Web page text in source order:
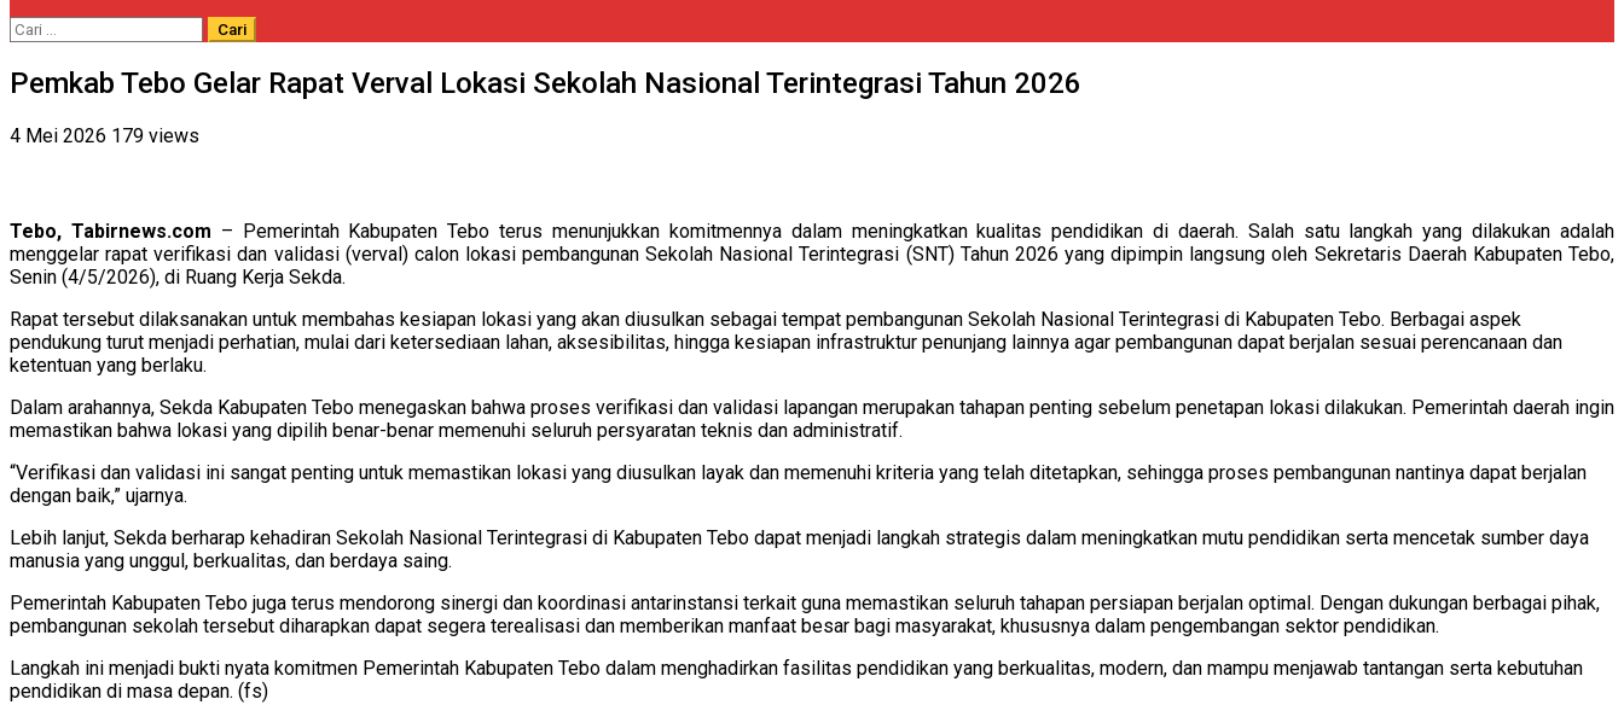
Cari
Pemkab Tebo Gelar Rapat Verval Lokasi Sekolah Nasional Terintegrasi Tahun 2026
4 Mei 2026 179 views
Tebo, Tabirnews.com – Pemerintah Kabupaten Tebo terus menunjukkan komitmennya dalam meningkatkan kualitas pendidikan di daerah. Salah satu langkah yang dilakukan adalah
menggelar rapat verifikasi dan validasi (verval) calon lokasi pembangunan Sekolah Nasional Terintegrasi (SNT) Tahun 2026 yang dipimpin langsung oleh Sekretaris Daerah Kabupaten Tebo,
Senin (4/5/2026), di Ruang Kerja Sekda.
Rapat tersebut dilaksanakan untuk membahas kesiapan lokasi yang akan diusulkan sebagai tempat pembangunan Sekolah Nasional Terintegrasi di Kabupaten Tebo. Berbagai aspek
pendukung turut menjadi perhatian, mulai dari ketersediaan lahan, aksesibilitas, hingga kesiapan infrastruktur penunjang lainnya agar pembangunan dapat berjalan sesuai perencanaan dan
ketentuan yang berlaku.
Dalam arahannya, Sekda Kabupaten Tebo menegaskan bahwa proses verifikasi dan validasi lapangan merupakan tahapan penting sebelum penetapan lokasi dilakukan. Pemerintah daerah ingin
memastikan bahwa lokasi yang dipilih benar-benar memenuhi seluruh persyaratan teknis dan administratif.
“Verifikasi dan validasi ini sangat penting untuk memastikan lokasi yang diusulkan layak dan memenuhi kriteria yang telah ditetapkan, sehingga proses pembangunan nantinya dapat berjalan
dengan baik,” ujarnya.
Lebih lanjut, Sekda berharap kehadiran Sekolah Nasional Terintegrasi di Kabupaten Tebo dapat menjadi langkah strategis dalam meningkatkan mutu pendidikan serta mencetak sumber daya
manusia yang unggul, berkualitas, dan berdaya saing.
Pemerintah Kabupaten Tebo juga terus mendorong sinergi dan koordinasi antarinstansi terkait guna memastikan seluruh tahapan persiapan berjalan optimal. Dengan dukungan berbagai pihak,
pembangunan sekolah tersebut diharapkan dapat segera terealisasi dan memberikan manfaat besar bagi masyarakat, khususnya dalam pengembangan sektor pendidikan.
Langkah ini menjadi bukti nyata komitmen Pemerintah Kabupaten Tebo dalam menghadirkan fasilitas pendidikan yang berkualitas, modern, dan mampu menjawab tantangan serta kebutuhan
pendidikan di masa depan. (fs)